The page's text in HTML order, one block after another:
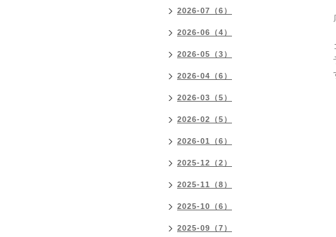
2026-07（6）
2026-06（4）
2026-05（3）
2026-04（6）
2026-03（5）
2026-02（5）
2026-01（6）
2025-12（2）
2025-11（8）
2025-10（6）
2025-09（7）